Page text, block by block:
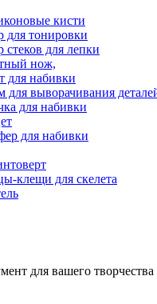
кисти
для тонировки
стеков для лепки
нож,
для набивки
для выворачивания
для набивки
для набивки
клещи для скелета
для вашего творчества